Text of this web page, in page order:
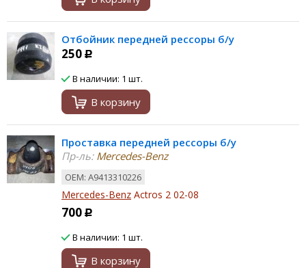
Отбойник передней рессоры б/у
250 Р
В наличии: 1 шт.
В корзину
Проставка передней рессоры б/у
Пр-ль:Mercedes-Benz
ОЕМ: A9413310226
Mercedes-Benz Actros 2 02-08
700 Р
В наличии: 1 шт.
В корзину